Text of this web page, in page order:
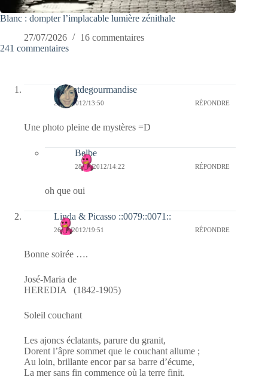
Blanc : dompter l’implacable lumière zénithale
27/07/2026
16 commentaires
241 commentaires
unventdegourmandise
28/01/2012/13:50 RÉPONDRE
Une photo pleine de mystères =D
Belbe
28/01/2012/14:22 RÉPONDRE
oh que oui
Linda & Picasso ::0079::0071::
26/01/2012/19:51 RÉPONDRE
Bonne soirée ….
José-Maria de
HEREDIA (1842-1905)
Soleil couchant
Les ajoncs éclatants, parure du granit,
Dorent l’âpre sommet que le couchant allume ;
Au loin, brillante encor par sa barre d’écume,
La mer sans fin commence où la terre finit.